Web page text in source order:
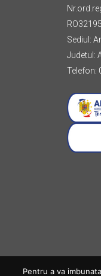
Sediul:
Judetul:
Telefon:
Pentru a va